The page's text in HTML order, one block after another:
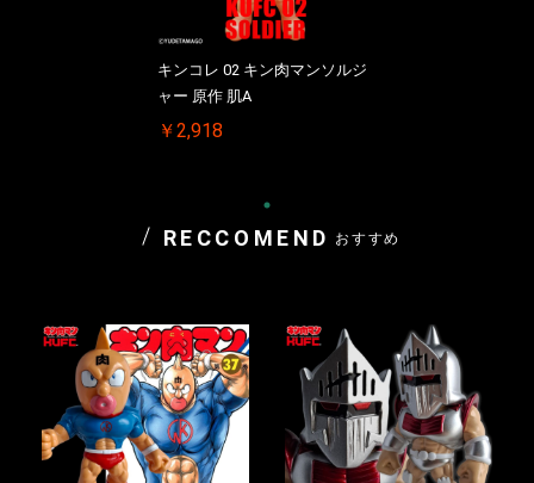
キンコレ 02 キン肉マンソルジ
ャー 原作 肌A
￥2,918
RECCOMEND おすすめ